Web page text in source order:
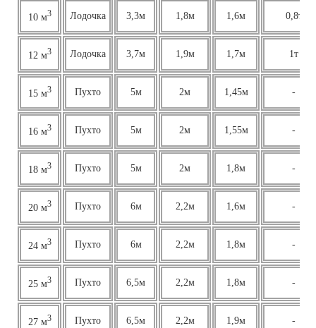
10 м3 Лодочка 3,3м 1,8м 1,6м 0,8т
12 м3 Лодочка 3,7м 1,9м 1,7м 1т
15 м3 Пухто 5м 2м 1,45м -
16 м3 Пухто 5м 2м 1,55м -
18 м3 Пухто 5м 2м 1,8м -
20 м3 Пухто 6м 2,2м 1,6м -
24 м3 Пухто 6м 2,2м 1,8м -
25 м3 Пухто 6,5м 2,2м 1,8м -
27 м3 Пухто 6,5м 2,2м 1,9м -